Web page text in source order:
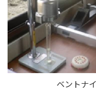
ベントナ